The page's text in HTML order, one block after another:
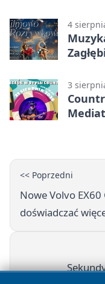
4
3
<< Poprzedni
Nowe Volvo
doświadczać